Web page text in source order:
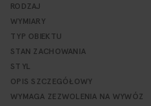
RODZAJ
WYMIARY
TYP OBIEKTU
STAN ZACHOWANIA
STYL
OPIS SZCZEGÓŁOWY
WYMAGA ZEZWOLENIA NA WYWÓZ